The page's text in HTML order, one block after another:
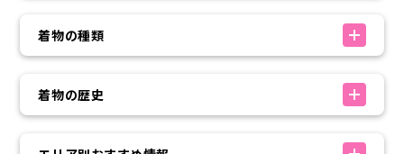
着物の種類
着物の歴史